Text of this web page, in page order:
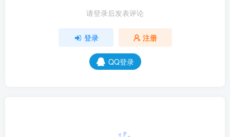
请登录后发表评论
登录 注册
QQ登录